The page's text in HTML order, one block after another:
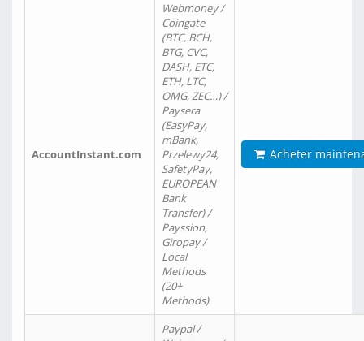
AccountInstant.com
Webmoney /
Coingate
(BTC, BCH,
BTG, CVC,
DASH, ETC,
ETH, LTC,
OMG, ZEC…) /
Paysera
(EasyPay,
mBank,
Przelewy24,
SafetyPay,
EUROPEAN
Bank
Transfer) /
Payssion,
Giropay /
Local
Methods
(20+
Methods)
Acheter
Paypal /